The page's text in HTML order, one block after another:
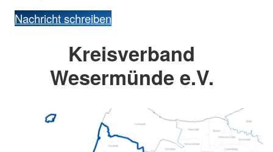
Nachricht schreiben
Kreisverband
Wesermünde e.V.